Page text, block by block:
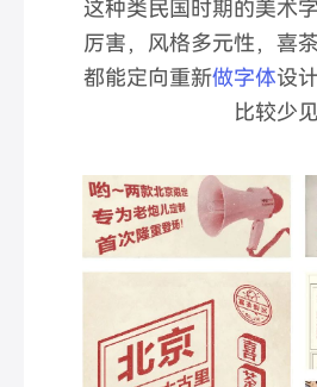
这种类民国时期的美术
厉害，风格多元性，喜
都能定向重新做字体设
比较少见